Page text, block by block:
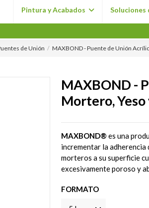
Pintura y Acabados Soluciones
de Unión MAXBOND - Puente de Unión
MAXBOND -
Mortero,
MAXBOND® es una
incrementar la adherencia
morteros a su superficie
excesivamente poroso y
FORMATO